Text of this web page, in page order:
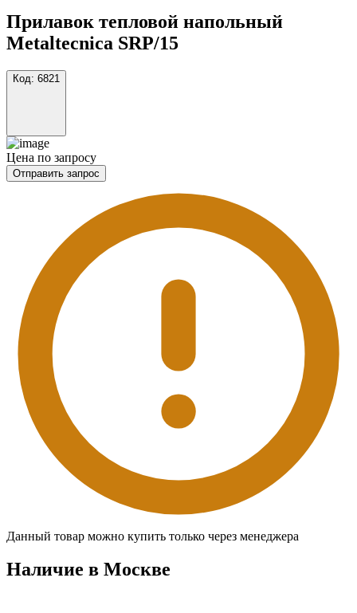
Прилавок тепловой напольный
Metaltecnica SRP/15
Код: 6821
Цена по запросу
Отправить запрос
Данный товар можно купить только через менеджера
Наличие в Москвe